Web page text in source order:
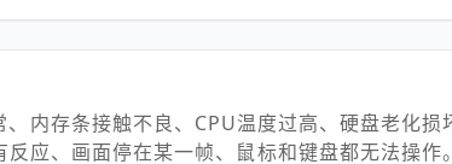
内存条接触不良、CPU温度过高、硬盘老化损
应、画面停在某一帧、鼠标和键盘都无法操作。